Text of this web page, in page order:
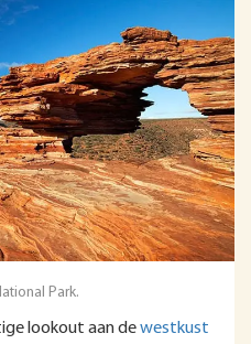
Park.
lookout aan dewestkust